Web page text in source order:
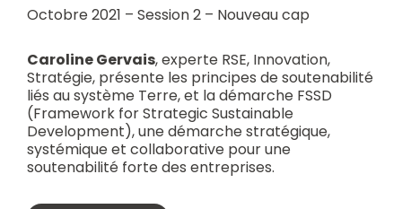
Octobre 2021 – Session 2 – Nouveau cap
Caroline Gervais, experte RSE, Innovation,
Stratégie, présente les principes de soutenabilité
liés au système Terre, et la démarche FSSD
(Framework for Strategic Sustainable
Development), une démarche stratégique,
systémique et collaborative pour une
soutenabilité forte des entreprises.